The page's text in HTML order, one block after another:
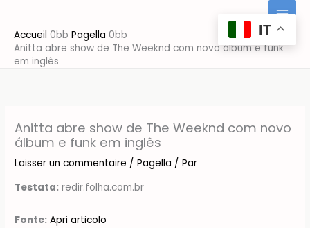
contenu
Accueil
Pagella
Anitta abre show de The Weeknd com novo álbum e funk
em inglês
Anitta abre show de The Weeknd com novo
álbum e funk em inglês
Laisser un commentaire /Pagella / Par
Testata: redir.folha.com.br
Fonte: Apri articolo
IT